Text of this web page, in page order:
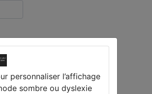
personnaliser l’affichage
sombre ou dyslexie